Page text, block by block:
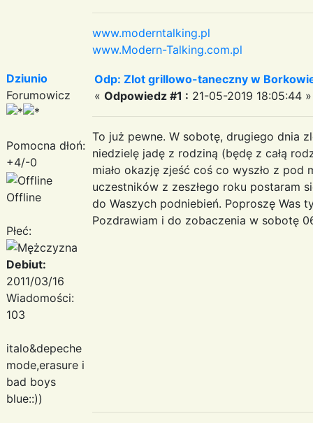
www.moderntalking.pl
www.Modern-Talking.com.pl
Dziunio
Forumowicz
Pomocna dłoń:
+4/-0
Offline
Płeć:
Debiut:
2011/03/16
Wiadomości:
103
italo&depeche
mode,erasure i
bad boys
blue::))
Odp: Zlot grillowo-taneczny w
« Odpowiedz #1 : 21-05-2019 18:05:44 »
To już pewne. W sobotę, drugiego dnia
niedzielę jadę z rodziną (będę z całą
miało okazję zjeść coś co wyszło z pod
uczestników z zeszłego roku postaram
do Waszych podniebień. Poproszę Was
Pozdrawiam i do zobaczenia w sobotę